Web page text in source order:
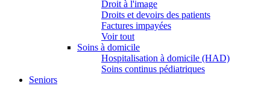
Droit à l'image
Droits et devoirs des patients
Factures impayées
Voir tout
Soins à domicile
Hospitalisation à domicile (HAD)
Soins continus pédiatriques
Seniors